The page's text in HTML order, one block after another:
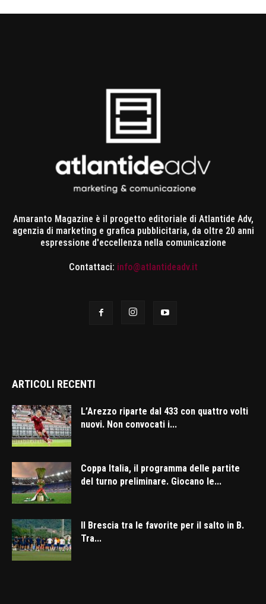
Amaranto Magazine è il progetto editoriale di Atlantide Adv,
agenzia di marketing e grafica pubblicitaria, da oltre 20 anni
espressione d'eccellenza nella comunicazione
Contattaci: info@atlantideadv.it
ARTICOLI RECENTI
L’Arezzo riparte dal 433 con quattro volti
nuovi. Non convocati i...
Coppa Italia, il programma delle partite
del turno preliminare. Giocano le...
Il Brescia tra le favorite per il salto in B.
Tra...